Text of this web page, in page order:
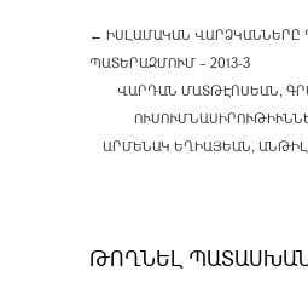
← ԻՍԼԱՄԱԿԱՆ ՎԱՐՁԿԱՆՆԵՐԸ
ՊԱՏԵՐԱԶՄՈՒՄ – 2013-3
ՎԱՐԴԱՆ ՄԱՏԹԷՈՍԵԱՆ,
ԱՐՄԵՆԱԿ ԵՂԻԱՅԵԱՆ,
ԹՈՂՆԵԼ